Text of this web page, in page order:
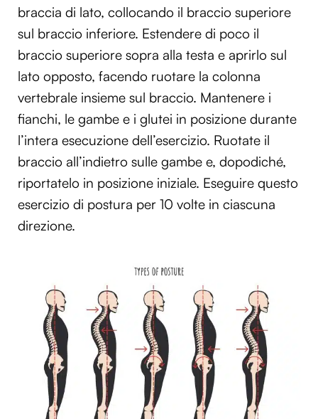
braccia di lato, collocando il braccio superiore
sul braccio inferiore. Estendere di poco il
braccio superiore sopra alla testa e aprirlo sul
lato opposto, facendo ruotare la colonna
vertebrale insieme sul braccio. Mantenere i
fianchi, le gambe e i glutei in posizione durante
l’intera esecuzione dell’esercizio. Ruotate il
braccio all’indietro sulle gambe e, dopodiché,
riportatelo in posizione iniziale. Eseguire questo
esercizio di postura per 10 volte in ciascuna
direzione.